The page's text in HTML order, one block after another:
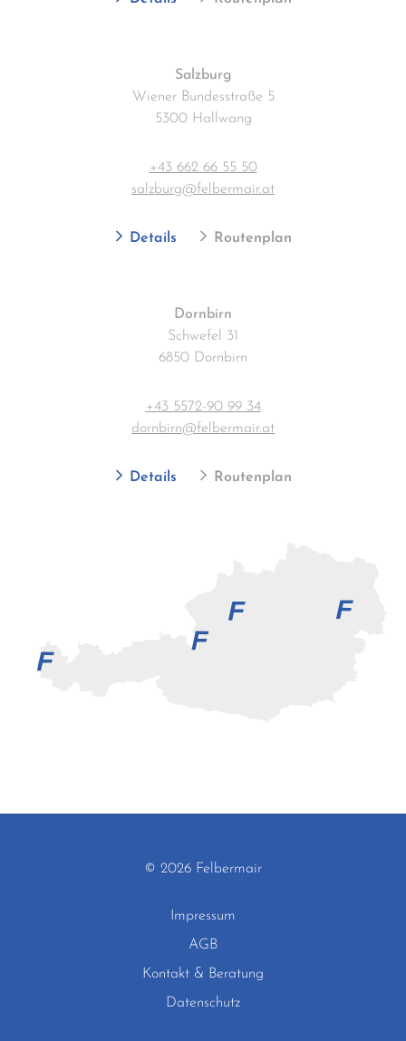
Salzburg
Wiener Bundesstraße 5
5300 Hallwang
+43 662 66 55 50
salzburg@felbermair.at
Details Routenplan
Dornbirn
Schwefel 31
6850 Dornbirn
+43 5572-90 99 34
dornbirn@felbermair.at
Details Routenplan
© 2026 Felbermair
Impressum
AGB
Kontakt & Beratung
Datenschutz